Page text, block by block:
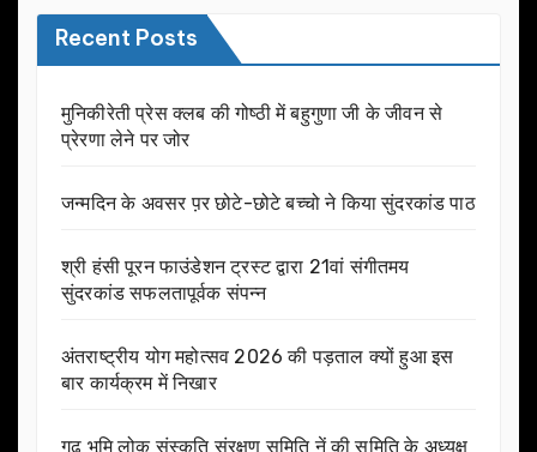
Recent Posts
मुनिकीरेती प्रेस क्लब की गोष्ठी में बहुगुणा जी के जीवन से
प्रेरणा लेने पर जोर
जन्मदिन के अवसर प़र छोटे-छोटे बच्चो ने किया सुंदरकांड पाठ
श्री हंसी पूरन फाउंडेशन ट्रस्ट द्वारा 21वां संगीतमय
सुंदरकांड सफलतापूर्वक संपन्न
अंतराष्ट्रीय योग महोत्सव 2026 की पड़ताल क्यों हुआ इस
बार कार्यक्रम में निखार
गढ़ भूमि लोक संस्कृति संरक्षण समिति नें की समिति के अध्यक्ष